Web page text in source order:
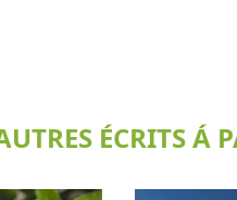
ÉCRITS Á